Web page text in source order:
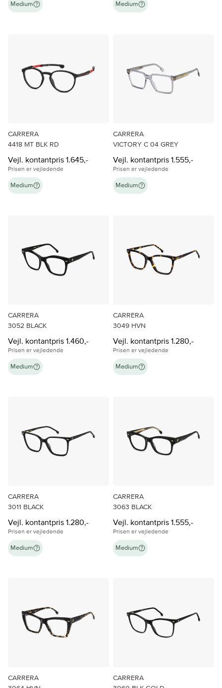
Medium Medium
CARRERA
4418 MT BLK RD
Vejl. kontantpris 1.645,-
Prisen er vejledende
Medium
CARRERA
VICTORY C 04 GREY
Vejl. kontantpris 1.555,-
Prisen er vejledende
Medium
CARRERA
3052 BLACK
Vejl. kontantpris 1.460,-
Prisen er vejledende
Medium
CARRERA
3049 HVN
Vejl. kontantpris 1.280,-
Prisen er vejledende
Medium
CARRERA
3011 BLACK
Vejl. kontantpris 1.280,-
Prisen er vejledende
Medium
CARRERA
3063 BLACK
Vejl. kontantpris 1.555,-
Prisen er vejledende
Medium
CARRERA
CARRERA